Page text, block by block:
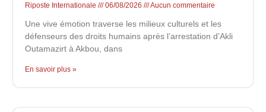
Riposte Internationale 06/08/2026 Aucun commentaire
Une vive émotion traverse les milieux culturels et les
défenseurs des droits humains après l’arrestation d’Akli
Outamazirt à Akbou, dans
En savoir plus »